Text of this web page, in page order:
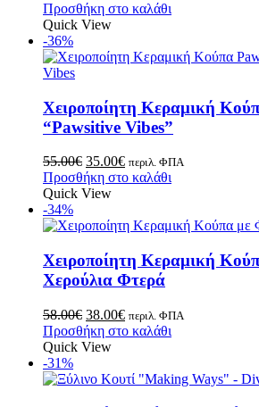
Προσθήκη στο καλάθι
Quick View
-36%
Χειροποίητη Κεραμική
“Pawsitive Vibes”
55.00€ 35.00€ περιλ. ΦΠΑ
Προσθήκη στο καλάθι
Quick View
-34%
Xειροποίητη Κεραμική
Xερούλια Φτερά
58.00€ 38.00€ περιλ. ΦΠΑ
Προσθήκη στο καλάθι
Quick View
-31%